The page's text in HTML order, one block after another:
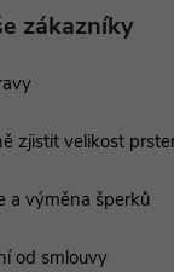
zákazníky
zjistit velikost
a výměna šperků
od smlouvy